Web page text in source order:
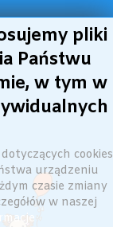
pliki
Państwu
w tym w
cookies
urządzeniu
czasie zmiany
w naszej